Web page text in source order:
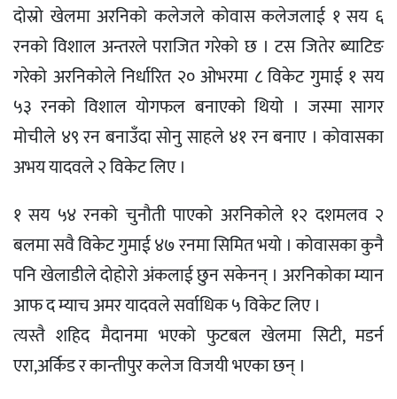
दोस्रो खेलमा अरनिको कलेजले कोवास कलेजलाई १ सय ६
रनको विशाल अन्तरले पराजित गरेको छ । टस जितेर ब्याटिङ
गरेको अरनिकोले निर्धारित २० ओभरमा ८ विकेट गुमाई १ सय
५३ रनको विशाल योगफल बनाएको थियो । जस्मा सागर
मोचीले ४९ रन बनाउँदा सोनु साहले ४१ रन बनाए । कोवासका
अभय यादवले २ विकेट लिए ।
१ सय ५४ रनको चुनौती पाएको अरनिकोले १२ दशमलव २
बलमा सवै विकेट गुमाई ४७ रनमा सिमित भयो । कोवासका कुनै
पनि खेलाडीले दोहोरो अंकलाई छुन सकेनन् । अरनिकोका म्यान
आफ द म्याच अमर यादवले सर्वाधिक ५ विकेट लिए ।
त्यस्तै शहिद मैदानमा भएको फुटबल खेलमा सिटी, मडर्न
एरा,अर्किड र कान्तीपुर कलेज विजयी भएका छन् ।